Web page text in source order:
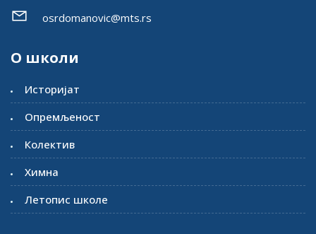
osrdomanovic@mts.rs
О школи
Историјат
Опремљеност
Колектив
Химна
Летопис школе